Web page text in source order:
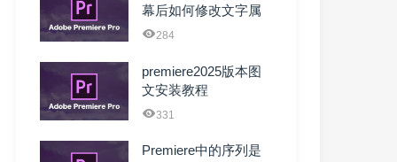
幕后如何修改文字属
性284
premiere2025版本图
文安装教程
331
Premiere中的序列是